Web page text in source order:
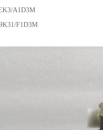
A1D3M
F1D3M